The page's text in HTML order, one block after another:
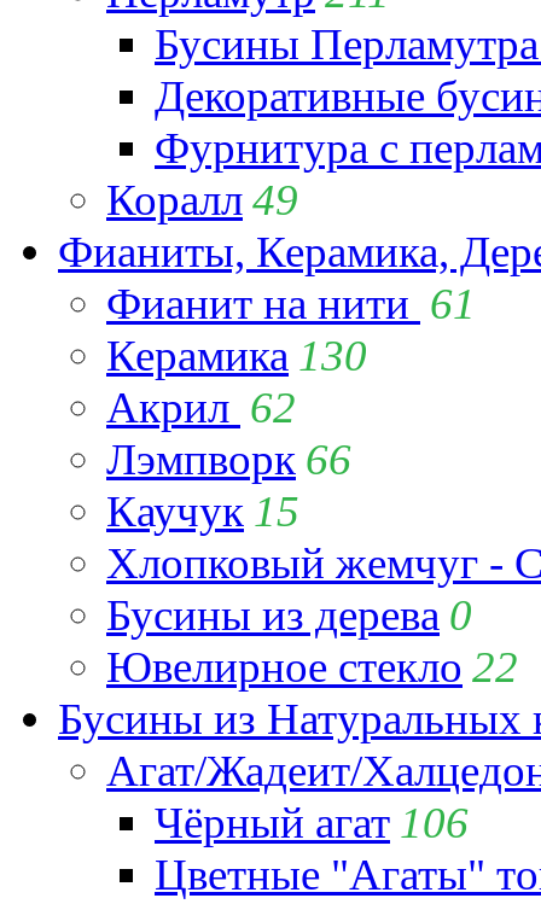
Бусины
Декоративные
Фурнитура с
Коралл49
Фианиты, Керамика,
Фианит на нити 61
Керамика 130
Акрил 62
Лэмпворк 66
Каучук 15
Хлопковый жемчуг -
Бусины из дерева 0
Ювелирное стекло 22
Бусины из Натуральных
Агат/Жадеит/
Чёрный агат 106
Цветные "Агаты"